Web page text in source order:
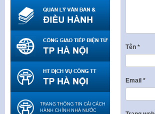
Tên *
Email *